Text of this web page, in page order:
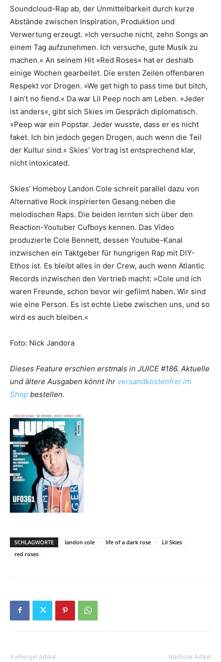
Soundcloud-Rap ab, der Unmittelbarkeit durch kurze
Abstände zwischen Inspiration, Produktion und
Verwertung erzeugt. »Ich versuche nicht, zehn Songs an
einem Tag aufzunehmen. Ich versuche, gute Musik zu
machen.« An seinem Hit »Red Roses« hat er deshalb
einige Wochen gearbeitet. Die ersten Zeilen offenbaren
Respekt vor Drogen. »We get high to pass time but bitch,
I ain’t no fiend.« Da war Lil Peep noch am Leben. »Jeder
ist anders«, gibt sich Skies im Gespräch diplomatisch.
»Peep war ein Popstar. Jeder wusste, dass er es nicht
faket. Ich bin jedoch gegen Drogen, auch wenn die Teil
der Kultur sind.« Skies’ Vortrag ist entsprechend klar,
nicht intoxicated.
Skies’ Homeboy Landon Cole schreit parallel dazu von
Alternative Rock inspirierten Gesang neben die
melodischen Raps. Die beiden lernten sich über den
Reaction-Youtuber Cufboys kennen. Das Video
produzierte Cole Bennett, dessen Youtube-Kanal
inzwischen ein ­Taktgeber für hungrigen Rap mit DIY-
Ethos ist. Es bleibt alles in der Crew, auch wenn Atlantic
Records inzwischen den Vertrieb macht: »Cole und ich
waren Freunde, schon bevor wir gefilmt haben. Wir sind
wie eine Person. Es ist echte Liebe ­zwischen uns, und so
wird es auch ­bleiben.«
Foto: Nick Jandora
Dieses Feature erschien erstmals in JUICE #186. Aktuelle
und ältere Ausgaben könnt ihr versandkostenfrei im
Shop bestellen.
SCHLAGWORTE landon cole life of a dark rose
Lil Skies
red roses
Vorheriger Artikel Nächster Artikel